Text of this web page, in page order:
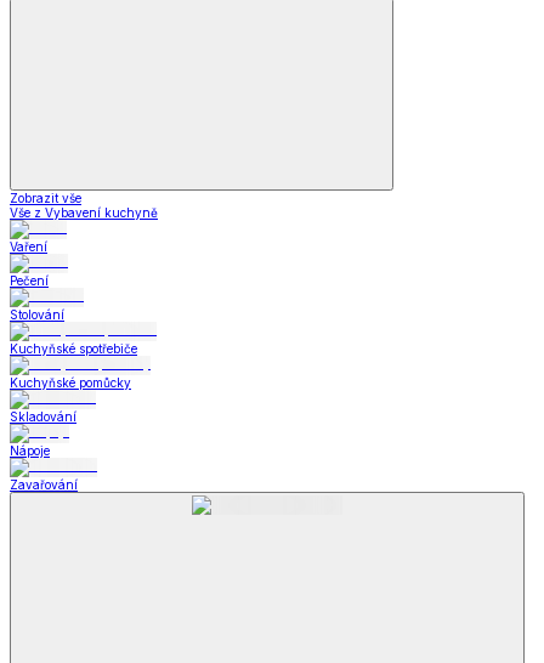
Zobrazit vše
Vše z Vybavení kuchyně
Vaření
Pečení
Stolování
Kuchyňské spotřebiče
Kuchyňské pomůcky
Skladování
Nápoje
Zavařování